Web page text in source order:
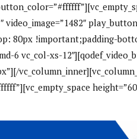
80px !important;padding-
6 vc_col-xs-